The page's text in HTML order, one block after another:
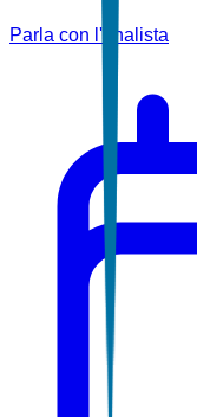
Parla con l'analista